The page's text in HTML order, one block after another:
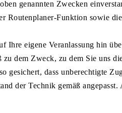
genannten Zwecken
Routenplaner-Funktion sowie
Ihre eigene Veranlassung hin
dem Zweck, zu dem Sie uns
gesichert, dass unberechtigte
der Technik gemäß